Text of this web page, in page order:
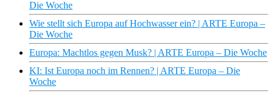
Die Woche
Wie stellt sich Europa auf Hochwasser ein? | ARTE Europa –
Die Woche
Europa: Machtlos gegen Musk? | ARTE Europa – Die Woche
KI: Ist Europa noch im Rennen? | ARTE Europa – Die
Woche